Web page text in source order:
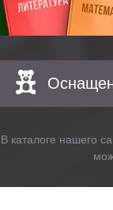
В каталоге нашего